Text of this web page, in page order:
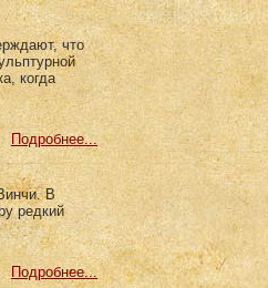
что
когда
Подробнее...
В
редкий
Подробнее...